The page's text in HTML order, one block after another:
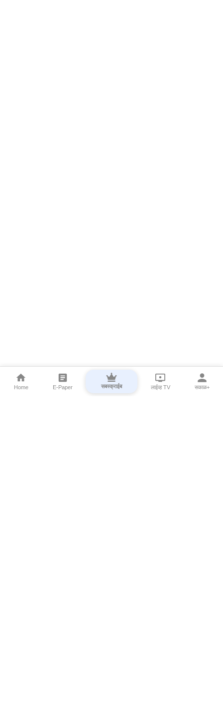
Home E-Paper सबस्क्राईब लाईव्ह TV सकाळ+